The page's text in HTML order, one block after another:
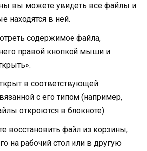
вы можете увидеть все файлы и
находятся в ней.
содержимое файла,
правой кнопкой мыши и
в соответствующей
с его типом (например,
откроются в блокноте).
восстановить файл из корзины,
на рабочий стол или в другую